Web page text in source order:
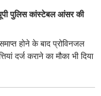
पुलिस कांस्टेबल आंसर की
होने के बाद प्रोविनजल
दर्ज कराने का मौका भी दिया